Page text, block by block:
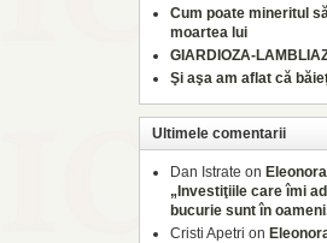
Cum poate mineritul
moartea lui
GIARDIOZA-
Şi aşa am aflat că
Ultimele comentarii
Dan Istrate on
„Investiţiile care îmi
bucurie sunt în
Cristi Apetri on